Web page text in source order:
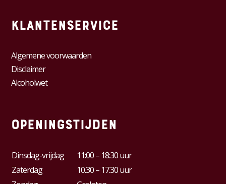
Klantenservice
Algemene voorwaarden
Disclaimer
Alcoholwet
Openingstijden
Dinsdag-vrijdag
11:00 – 18:30 uur
Zaterdag
10.30 – 17.30 uur